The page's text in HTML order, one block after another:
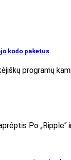
kodo paketus
programų
Po